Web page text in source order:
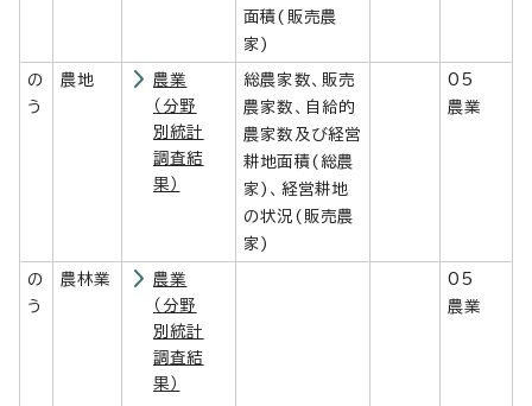
面積(販売農
家)
の
う
農地
農業
（分野
別統計
調査結
果）
総農家数、販売
農家数、自給的
農家数及び経営
耕地面積(総農
家)、経営耕地
の状況(販売農
家)
05
農業
の
う
農林業
農業
（分野
別統計
調査結
果）
05
農業